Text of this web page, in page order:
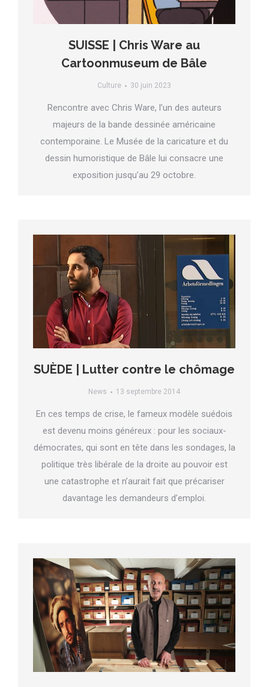
SUISSE | Chris Ware au
Cartoonmuseum de Bâle
Culture 30 juin 2023
Rencontre avec Chris Ware, l’un des auteurs
majeurs de la bande dessinée américaine
contemporaine. Le Musée de la caricature et du
dessin humoristique de Bâle lui consacre une
exposition jusqu’au 29 octobre.
SUÈDE | Lutter contre le chômage
News 13 septembre 2014
En ces temps de crise, le fameux modèle suédois
est devenu moins généreux : pour les sociaux-
démocrates, qui sont en tête dans les sondages, la
politique très libérale de la droite au pouvoir est
une catastrophe et n’aurait fait que précariser
davantage les demandeurs d’emploi.